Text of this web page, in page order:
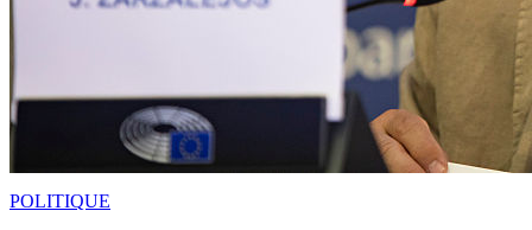
POLITIQUE